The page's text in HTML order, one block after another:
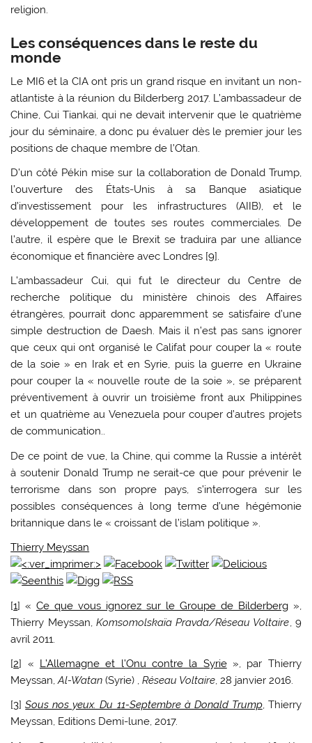
religion.
Les conséquences dans le reste du
monde
Le MI6 et la CIA ont pris un grand risque en invitant un non-
atlantiste à la réunion du Bilderberg 2017. L’ambassadeur de
Chine, Cui Tiankai, qui ne devait intervenir que le quatrième
jour du séminaire, a donc pu évaluer dès le premier jour les
positions de chaque membre de l’Otan.
D’un côté Pékin mise sur la collaboration de Donald Trump,
l’ouverture des États-Unis à sa Banque asiatique
d’investissement pour les infrastructures (AIIB), et le
développement de toutes ses routes commerciales. De
l’autre, il espère que le Brexit se traduira par une alliance
économique et financière avec Londres [9].
L’ambassadeur Cui, qui fut le directeur du Centre de
recherche politique du ministère chinois des Affaires
étrangères, pourrait donc apparemment se satisfaire d’une
simple destruction de Daesh. Mais il n’est pas sans ignorer
que ceux qui ont organisé le Califat pour couper la « route
de la soie » en Irak et en Syrie, puis la guerre en Ukraine
pour couper la « nouvelle route de la soie », se préparent
préventivement à ouvrir un troisième front aux Philippines
et un quatrième au Venezuela pour couper d’autres projets
de communication..
De ce point de vue, la Chine, qui comme la Russie a intérêt
à soutenir Donald Trump ne serait-ce que pour prévenir le
terrorisme dans son propre pays, s’interrogera sur les
possibles conséquences à long terme d’une hégémonie
britannique dans le « croissant de l’islam politique ».
Thierry Meyssan
[1] «Ce que vous ignorez sur le Groupe de Bilderberg»,
Thierry Meyssan, Komsomolskaïa Pravda/Réseau Voltaire, 9
avril 2011.
[2] « L’Allemagne et l’Onu contre la Syrie», par Thierry
Meyssan,Al-Watan (Syrie) ,Réseau Voltaire, 28 janvier 2016.
[3]Sous nos yeux. Du 11-Septembre à Donald Trump, Thierry
Meyssan, Editions Demi-lune, 2017.